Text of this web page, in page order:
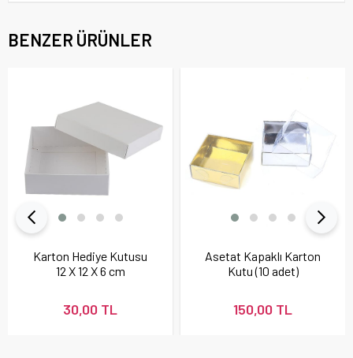
BENZER ÜRÜNLER
Karton Hediye Kutusu
12 X 12 X 6 cm
30,00 TL
Asetat Kapaklı Karton
Kutu (10 adet)
150,00 TL